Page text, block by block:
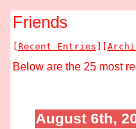
Friends
[Recent Entries ][
Below are the 25 most
August 6th,